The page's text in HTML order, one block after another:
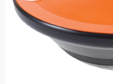
NOVINKY